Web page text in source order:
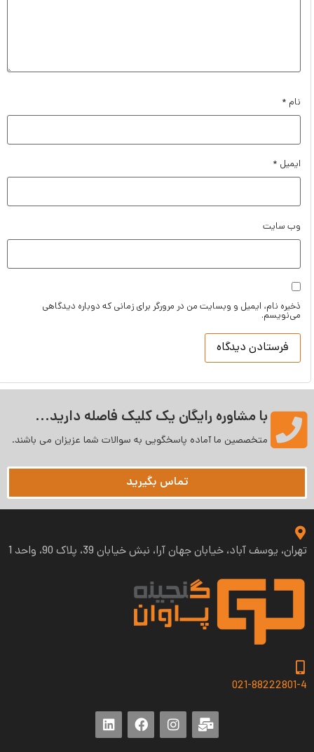
نام*
ایمیل*
وب‌ سایت
ذخیره نام، ایمیل و وبسایت من در مرورگر برای زمانی که دوباره دیدگاهی
می‌نویسم.
با مشاوره رایگان یک کلیک فاصله دارید...
متخصصین ما آماده پاسخگویی به سوالات شما عزیزان می‌ باشند.
تماس بگیرید
تهران، یوسف آباد، خیابان جهان آرا، نبش خیابان 39، پلاک 90، واحد 1
021-88222801-4